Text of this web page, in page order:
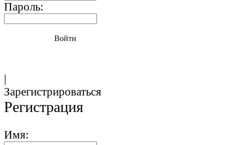
Пароль:
Войти
|
Зарегистрироваться
Регистрация
Имя: